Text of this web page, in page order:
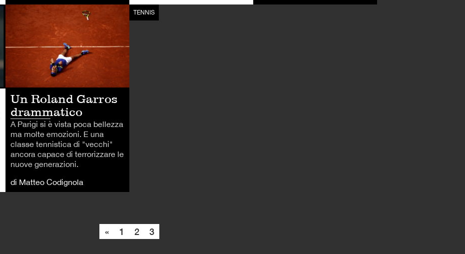
TENNIS
Un Roland Garros
drammatico
A Parigi si è vista poca bellezza
ma molte emozioni. E una
classe tennistica di "vecchi"
ancora capace di terrorizzare le
nuove generazioni.
di Matteo Codignola
« 1 2 3